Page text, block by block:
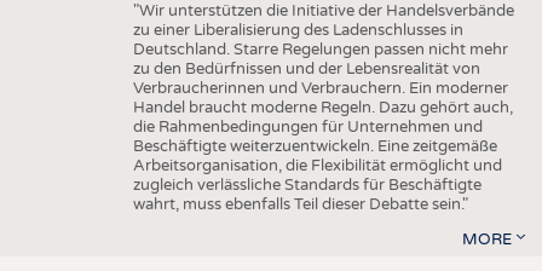
"Wir unterstützen die Initiative der Handelsverbände
zu einer Liberalisierung des Ladenschlusses in
Deutschland. Starre Regelungen passen nicht mehr
zu den Bedürfnissen und der Lebensrealität von
Verbraucherinnen und Verbrauchern. Ein moderner
Handel braucht moderne Regeln. Dazu gehört auch,
die Rahmenbedingungen für Unternehmen und
Beschäftigte weiterzuentwickeln. Eine zeitgemäße
Arbeitsorganisation, die Flexibilität ermöglicht und
zugleich verlässliche Standards für Beschäftigte
wahrt, muss ebenfalls Teil dieser Debatte sein."
MORE